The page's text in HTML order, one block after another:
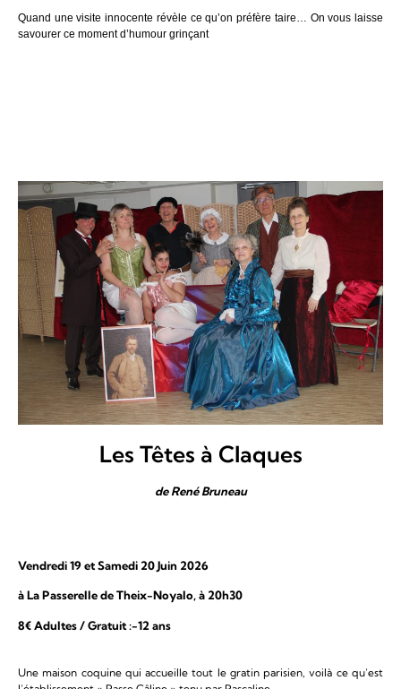
Quand une visite innocente révèle ce qu’on préfère taire… On vous laisse
savourer ce moment d’humour grinçant
Les Têtes à Claques
de René Bruneau
Vendredi 19 et Samedi 20 Juin 2026
à La Passerelle de Theix-Noyalo, à 20h30
8€ Adultes / Gratuit :-12 ans
Une maison coquine qui accueille tout le gratin parisien, voilà ce qu’est